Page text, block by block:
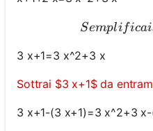
Semplificai
3 x+1=3 x^2+3 x
Sottrai $3 x+1$ da
3 x+1-(3 x+1)=3 x^2+3 x-